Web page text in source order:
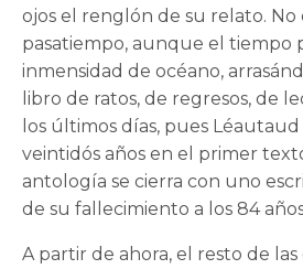
ojos el renglón de su relato. No
pasatiempo, aunque el tiempo
inmensidad de océano,
libro de ratos, de regresos, de
los últimos días, pues
veintidós años en el primer
antología se cierra con uno
de su fallecimiento a los 84
A partir de ahora, el resto de